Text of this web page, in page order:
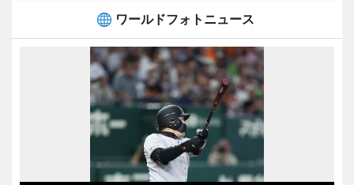
ワールドフォトニュース